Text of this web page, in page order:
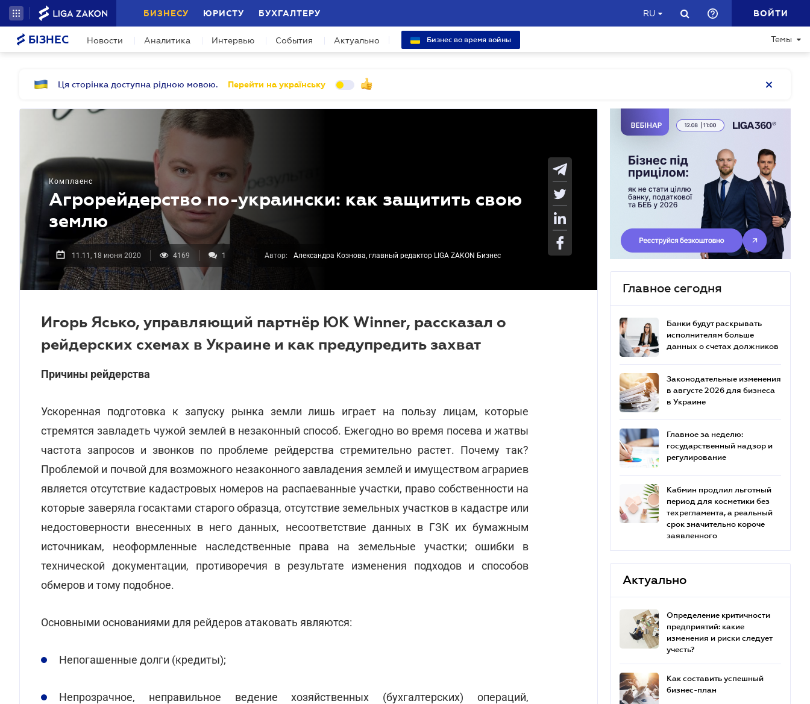
БИЗНЕСУ ЮРИСТУ БУХГАЛТЕРУ RU ВОЙТИ
БІЗНЕС Новости Аналитика Интервью События Актуально Бизнес во время войны Темы
Ця сторінка доступна рідною мовою. Перейти на українську
Комплаенс
Агрорейдерство по-украински: как защитить свою
землю
11.11, 18 июня 2020 4169 1 Автор: Александра Кознова, главный редактор LIGA ZAKON Бизнес
Игорь Ясько, управляющий партнёр ЮК Winner, рассказал о
рейдерских схемах в Украине и как предупредить захват
Причины рейдерства
Ускоренная подготовка к запуску рынка земли лишь играет на пользу лицам, которые
стремятся завладеть чужой землей в незаконный способ. Ежегодно во время посева и жатвы
частота запросов и звонков по проблеме рейдерства стремительно растет. Почему так?
Проблемой и почвой для возможного незаконного завладения землей и имуществом аграриев
является отсутствие кадастровых номеров на распаеванные участки, право собственности на
которые заверяла госактами старого образца, отсутствие земельных участков в кадастре или
недостоверности внесенных в него данных, несоответствие данных в ГЗК их бумажным
источникам, неоформленные наследственные права на земельные участки; ошибки в
технической документации, противоречия в результате изменения подходов и способов
обмеров и тому подобное.
Основными основаниями для рейдеров атаковать являются:
Непогашенные долги (кредиты);
Непрозрачное, неправильное ведение хозяйственных (бухгалтерских) операций,
Главное сегодня
Банки будут раскрывать
исполнителям больше
данных о счетах должников
Законодательные изменения
в августе 2026 для бизнеса
в Украине
Главное за неделю:
государственный надзор и
регулирование
Кабмин продлил льготный
период для косметики без
техрегламента, а реальный
срок значительно короче
заявленного
Актуально
Определение критичности
предприятий: какие
изменения и риски следует
учесть?
Как составить успешный
бизнес-план